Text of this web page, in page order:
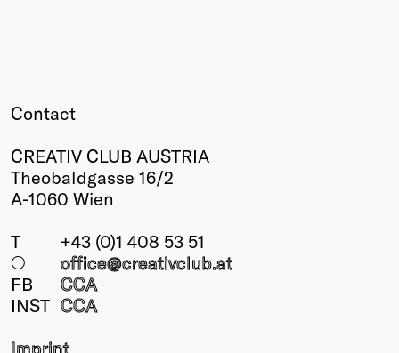
Contact
CREATIV CLUB AUSTRIA
Theobaldgasse 16/2
A-1060 Wien
T
+43 (0)1 408 53 51
○
office@creativclub.at
FB
CCA
INST CCA
Imprint